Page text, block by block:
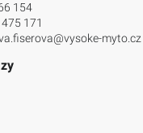
154
171
myto.cz